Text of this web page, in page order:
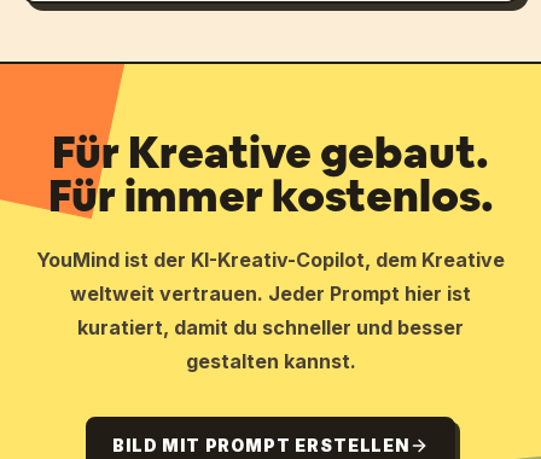
Für Kreative gebaut.
Für immer kostenlos.
YouMind ist der KI-Kreativ-Copilot, dem Kreative
weltweit vertrauen. Jeder Prompt hier ist
kuratiert, damit du schneller und besser
gestalten kannst.
BILD MIT PROMPT ERSTELLEN